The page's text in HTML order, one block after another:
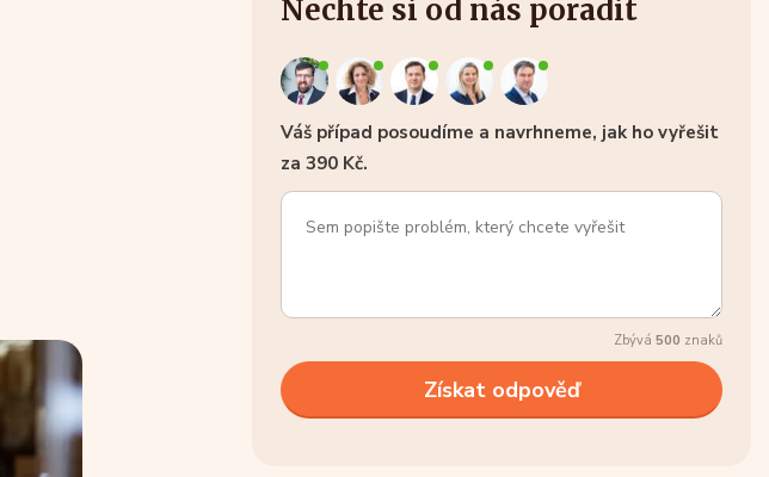
Nechte si od nás poradit
Váš případ posoudíme a navrhneme, jak ho vyřešit
za 390 Kč.
Zbývá 500 znaků